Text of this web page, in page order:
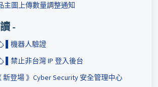
主圖上傳數量調整通知
-
▌機器人驗證
▌禁止非台灣 IP 登入後台
新登場 》Cyber Security 安全管理中心